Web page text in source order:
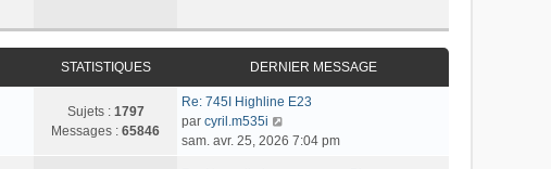
g
e
s
s
a
g
d
e
r
n
i
e
r
u
l
t
e
r
e
STATISTIQUES DERNIER MESSAGE
Sujets : 1797
Messages : 65846
Re: 745I Highline E23
par cyril.m535i
o
sam. avr. 25, 2026 7:04 pm